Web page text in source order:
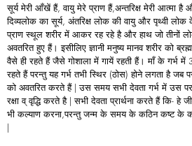
सूर्य मेरी आँखें हैं, वायु मेरे प्राण हैं,अन्तरिक्ष मेरी आत्मा है
दिव्यलोक का सूर्य, अंतरिक्ष लोक की वायु और पृथ्वी
प्राण स्थूल शरीर में आकर रह रहे है और हाथ जो तीनों
अवतरित हुए हैं। इसीलिए ज्ञानी मनुष्य मानव शरीर को
वैसे ही रहते हैं जैसे गोशाला में गायें रहती हैं। माँ के गर्भ
रहते हैं परन्तु यह गर्भ तभी स्थिर (ठोस) होने लगता है जब
को अवतरित करते हैं | उस समय सभी देवता गर्भ में उस
रक्षा व् वृद्धि करते है | सभी देवता प्रार्थना करते हैं कि-
भी कल्याण करना,परन्तु जन्म के समय के कठिन कष्ट के
|